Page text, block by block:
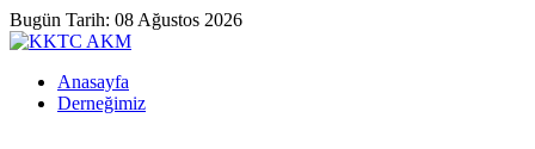
Bugün Tarih: 08 Ağustos 2026
Anasayfa
Derneğimiz